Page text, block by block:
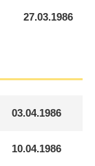
27.03.1986
03.04.1986
10.04.1986